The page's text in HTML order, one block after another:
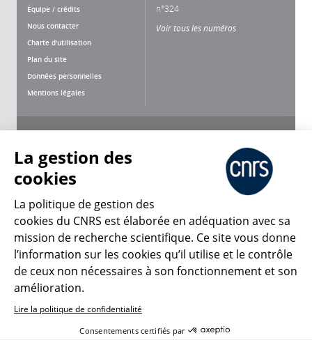
Équipe / crédits
Nous contacter
Charte d'utilisation
Plan du site
Données personnelles
Mentions légales
n°324
Voir tous les numéros
CNRS Le Mag
© 2026, CNRS
Créer un compte Se connecter
Gestion des cookies
La gestion des
cookies
La politique de gestion des
cookies du CNRS est élaborée en adéquation avec sa
mission de recherche scientifique. Ce site vous donne
l’information sur les cookies qu’il utilise et le contrôle
de ceux non nécessaires à son fonctionnement et son
amélioration.
Lire la politique de confidentialité
Consentements certifiés par